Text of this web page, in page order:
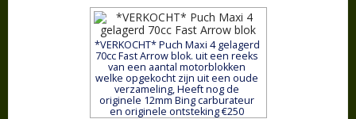
*VERKOCHT* Puch Maxi 4 gelagerd
70cc Fast Arrow blok. uit een reeks
van een aantal motorblokken
welke opgekocht zijn uit een oude
verzameling, Heeft nog de
originele 12mm Bing carburateur
en originele ontsteking €250